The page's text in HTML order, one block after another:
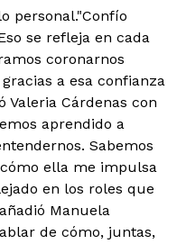
personal."Confío
se refleja en cada
coronarnos
a esa confianza
Valeria Cárdenas con
aprendido a
Sabemos
ella me impulsa
en los roles que
Manuela
de cómo, juntas,